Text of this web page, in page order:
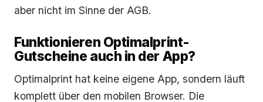
aber nicht im Sinne der AGB.
Funktionieren Optimalprint-
Gutscheine auch in der App?
Optimalprint hat keine eigene App, sondern läuft
komplett über den mobilen Browser. Die